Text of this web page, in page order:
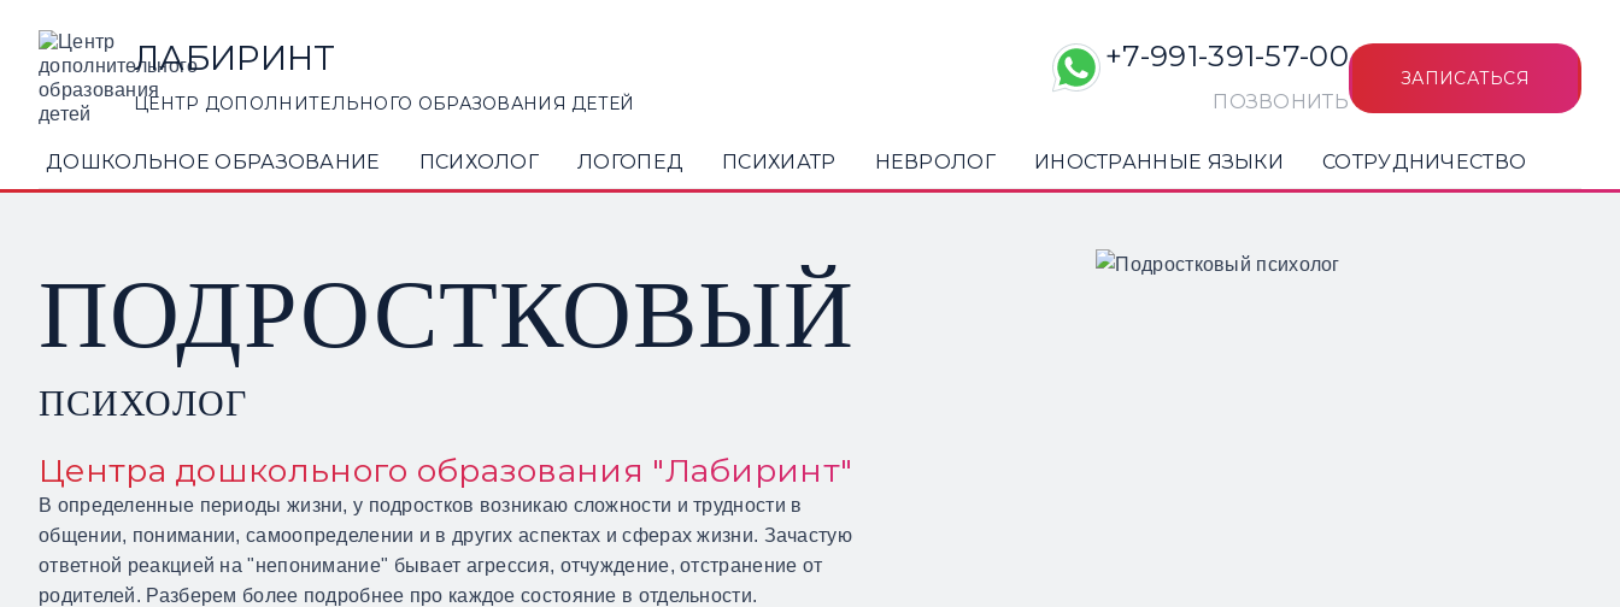
ЛАБИРИНТ
ЦЕНТР ДОПОЛНИТЕЛЬНОГО ОБРАЗОВАНИЯ ДЕТЕЙ
+7-991-391-57-00
ПОЗВОНИТЬ
ЗАПИСАТЬСЯ
ДОШКОЛЬНОЕ ОБРАЗОВАНИЕ ПСИХОЛОГ ЛОГОПЕД ПСИХИАТР НЕВРОЛОГ ИНОСТРАННЫЕ ЯЗЫКИ СОТРУДНИЧЕСТВО
ПОДРОСТКОВЫЙ
ПСИХОЛОГ
Центра дошкольного образования "Лабиринт"
В определенные периоды жизни, у подростков возникаю сложности и трудности в
общении, понимании, самоопределении и в других аспектах и сферах жизни. Зачастую
ответной реакцией на "непонимание" бывает агрессия, отчуждение, отстранение от
родителей. Разберем более подробнее про каждое состояние в отдельности.